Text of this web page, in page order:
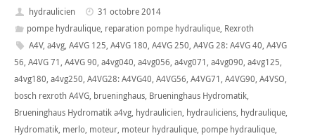
hydraulicien
31 octobre 2014
pompe hydraulique, reparation pompe hydraulique, Rexroth
A4V, a4vg, A4VG 125, A4VG 180, A4VG 250, A4VG 28: A4VG 40, A4VG
56, A4VG 71, A4VG 90, a4vg040, a4vg056, a4vg071, a4vg090, a4vg125,
a4vg180, a4vg250, A4VG28: A4VG40, A4VG56, A4VG71, A4VG90, A4VSO,
bosch rexroth A4VG, brueninghaus, Brueninghaus Hydromatik,
Brueninghaus Hydromatik a4vg, hydraulicien, hydrauliciens, hydraulique,
Hydromatik, merlo, moteur, moteur hydraulique, pompe hydraulique,